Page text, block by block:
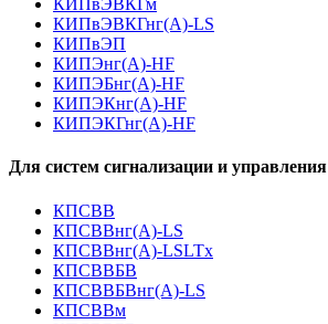
КИПвЭВКГм
КИПвЭВКГнг(А)-LS
КИПвЭП
КИПЭнг(А)-HF
КИПЭБнг(А)-HF
КИПЭКнг(А)-HF
КИПЭКГнг(А)-HF
Для систем сигнализации и управления
КПСВВ
КПСВВнг(А)-LS
КПСВВнг(А)-LSLTx
КПСВВБВ
КПСВВБВнг(А)-LS
КПСВВм